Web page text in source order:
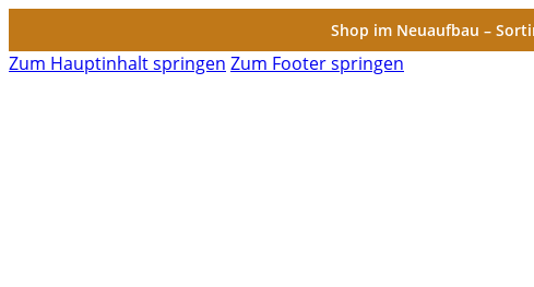
Shop im Neuaufbau –
Zum Hauptinhalt springen Zum Footer springen